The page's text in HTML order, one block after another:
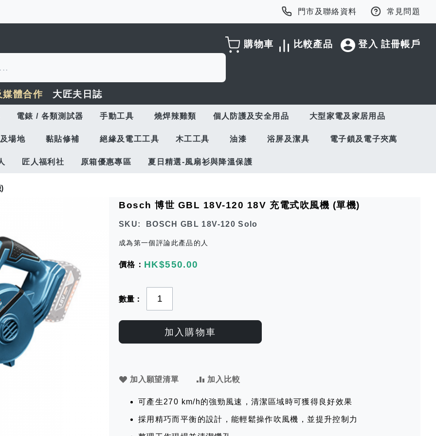
門市及聯絡資料 常見問題
登入 註冊帳戶
比較產品
購物車
體合作 大匠夫日誌
電錶 / 各類測試器 手動工具 燒焊辣雞類 個人防護及安全用品 大型家電及家居用品
場地 黏貼修補 絕緣及電工工具 木工工具 油漆 浴屏及潔具 電子鎖及電子夾萬
匠人福利社 原箱優惠專區 夏日精選-風扇衫與降溫保護
Bosch 博世 GBL 18V-120 18V 充電式吹風機 (單機)
SKU BOSCH GBL 18V-120 Solo
成為第一個評論此產品的人
HK$550.00
數量
加入購物車
加入願望清單 加入比較
可產生270 km/h的強勁風速，清潔區域時可獲得良好效果
採用精巧而平衡的設計，能輕鬆操作吹風機，並提升控制力